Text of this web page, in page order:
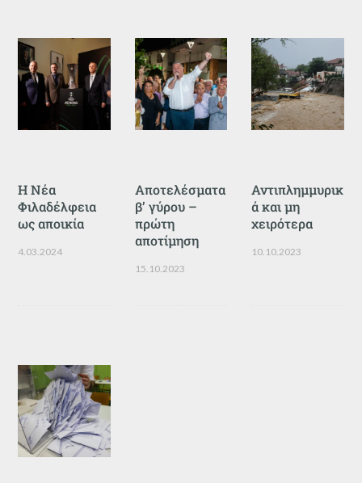
Η Νέα
Φιλαδέλφεια
ως αποικία
4.03.2024
Αποτελέσματα
β’ γύρου –
πρώτη
αποτίμηση
15.10.2023
Αντιπλημμυρικ
ά και μη
χειρότερα
10.10.2023